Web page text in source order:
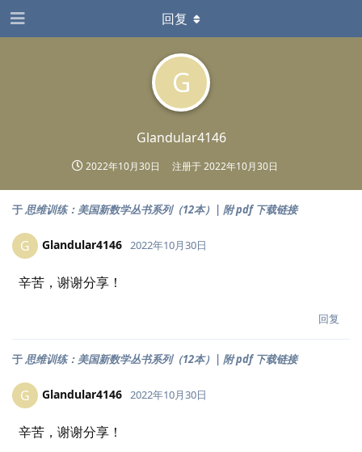
G
Glandular4146
2022年10月30日 注册于2022年10月30日
回复
于思维训练：美国新数学丛书系列（12本）| 附 pdf 下载链接
G Glandular4146 2022年10月30日
辛苦，谢谢分享！
回复
于思维训练：美国新数学丛书系列（12本）| 附 pdf 下载链接
G Glandular4146 2022年10月30日
辛苦，谢谢分享！